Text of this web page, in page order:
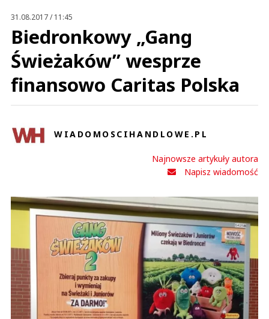
31.08.2017 / 11:45
Biedronkowy „Gang
Świeżaków” wesprze
finansowo Caritas Polska
WIADOMOSCIHANDLOWE.PL
Najnowsze artykuły autora
Napisz wiadomość